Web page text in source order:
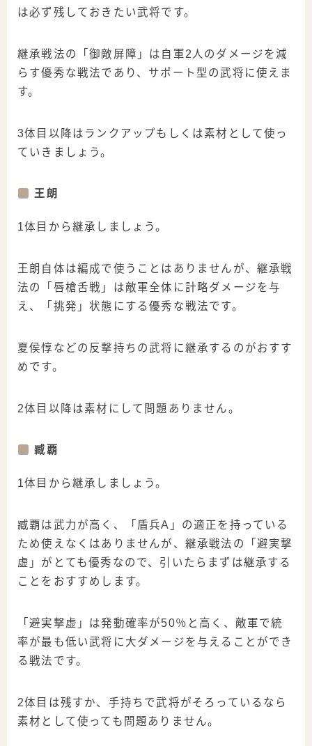
は必ず残しておきたい武将です。
継承戦法の「御敵屏障」は自軍2人のダメージを減
らす優秀な戦法であり、サポート型の武将に使えま
す。
3体目以降はランクアップもしくは素材として使っ
ていきましょう。
王朗
1体目から継承しましょう。
王朗自体は編成で使うことはありませんが、継承戦
法の「唇槍舌戦」は敵軍全体に計略ダメージを与
え、「挑発」状態にする優秀な戦法です。
夏侯惇などの反撃持ちの武将に継承するのがおすす
めです。
2体目以降は素材にして問題ありません。
臧覇
1体目から継承しましょう。
臧覇は武力が高く、「盾兵A」の適正を持っている
ため使えなくはありませんが、継承戦法の「避実撃
虚」がとても優秀なので、引いたらまずは継承する
ことをおすすめします。
「避実撃虚」は発動確率が50％と高く、敵軍で統
率が最も低い武将に大ダメージを与えることができ
る戦法です。
2体目は残すか、手持ちで武将がそろっているなら
素材として使っても問題ありません。